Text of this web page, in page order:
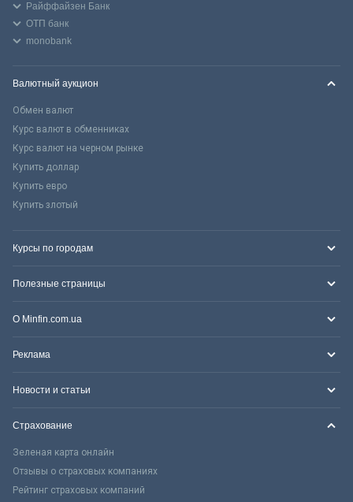
Райффайзен Банк
ОТП банк
monobank
Валютный аукцион
Обмен валют
Курс валют в обменниках
Курс валют на черном рынке
Купить доллар
Купить евро
Купить злотый
Курсы по городам
Полезные страницы
О Minfin.com.ua
Реклама
Новости и статьи
Страхование
Зеленая карта онлайн
Отзывы о страховых компаниях
Рейтинг страховых компаний